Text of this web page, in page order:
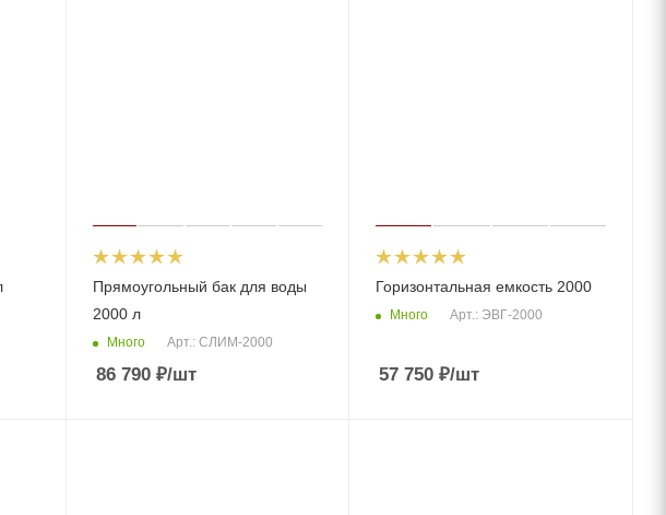
Прямоугольный бак для воды
2000 л
Много Арт.: СЛИМ-2000
86 790₽/шт
Горизонтальная емкость 2000
Много Арт.: ЭВГ-2000
57 750 ₽/шт